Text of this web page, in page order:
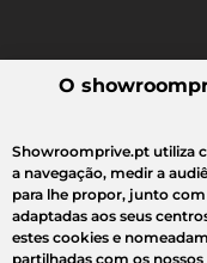
Pesquisar uma
Todas as vendas
O
Showroomprive.pt utiliza
a navegação, medir a
para lhe propor, junto
adaptadas aos seus
estes cookies e
partilhadas com os